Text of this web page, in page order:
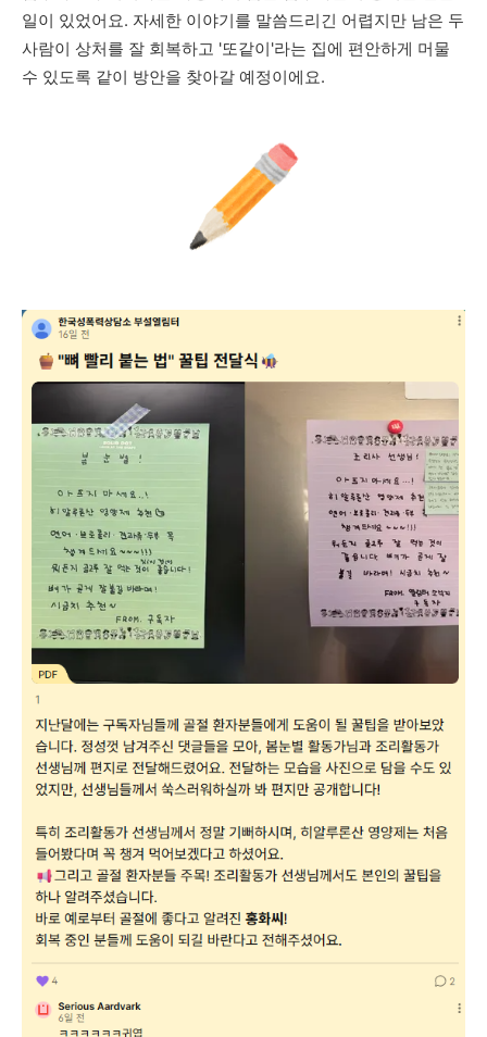
일이 있었어요. 자세한 이야기를 말씀드리긴 어렵지만 남은 두
사람이 상처를 잘 회복하고 '또같이'라는 집에 편안하게 머물
수 있도록 같이 방안을 찾아갈 예정이에요.